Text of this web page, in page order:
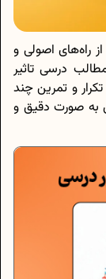
راه‌های اصولی و
درسی تاثیر
و تمرین چند
به صورت دقیق و